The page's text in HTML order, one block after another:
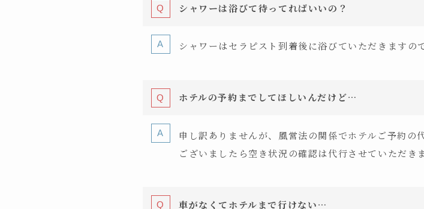
シャワーは浴びて待ってればいいの？
シャワーはセラピスト到着後に浴びていただきますの
ホテルの予約までしてほしいんだけど…
申し訳ありませんが、風営法の関係でホテルご予約
ございましたら空き状況の確認は代行させていただき
車がなくてホテルまで行けない…